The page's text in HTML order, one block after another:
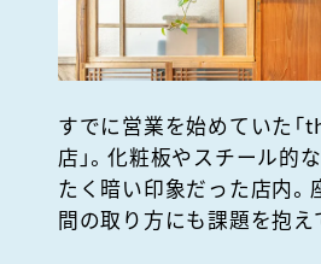
すでに営業を始めていた
店」。化粧板やスチール的
たく暗い印象だった店内。
間の取り方にも課題を抱え